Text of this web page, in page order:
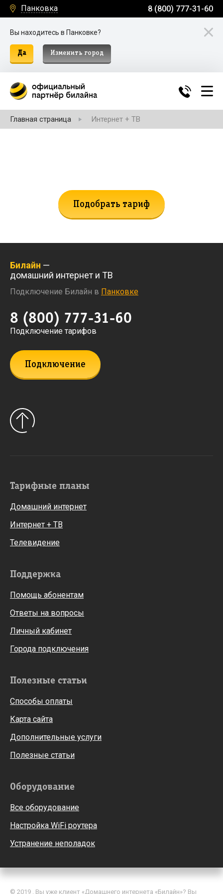
Панковка 8 (800) 777-31-60
Вы находитесь в Панковке?
Да Изменить город
Главная страница Интернет + ТВ
Подобрать тариф
Билайн —
домашний интернет и ТВ
Подключение Билайн в Панковке
8 (800) 777-31-60
Подключение тарифов
Подключение
Тарифные планы
Домашний интернет
Интернет + ТВ
Телевидение
Поддержка
Помощь абонентам
Ответы на вопросы
Личный кабинет
Города подключения
Полезные статьи
Способы оплаты
Карта сайта
Дополнительные услуги
Полезные статьи
Оборудование
Все оборудование
Настройка WiFi роутера
Устранение неполадок
© 2019 . Вы уже клиент «Домашнего интернета «Билайн»? Вы